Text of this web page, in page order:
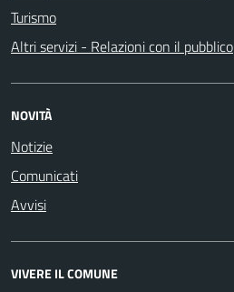
Turismo
Altri servizi - Relazioni con il pubblico
NOVITÀ
Notizie
Comunicati
Avvisi
VIVERE IL COMUNE